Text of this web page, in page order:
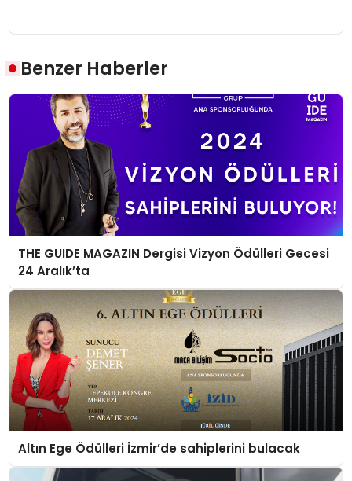
Benzer Haberler
THE GUIDE MAGAZIN Dergisi Vizyon Ödülleri Gecesi
24 Aralık’ta
Altın Ege Ödülleri İzmir’de sahiplerini bulacak